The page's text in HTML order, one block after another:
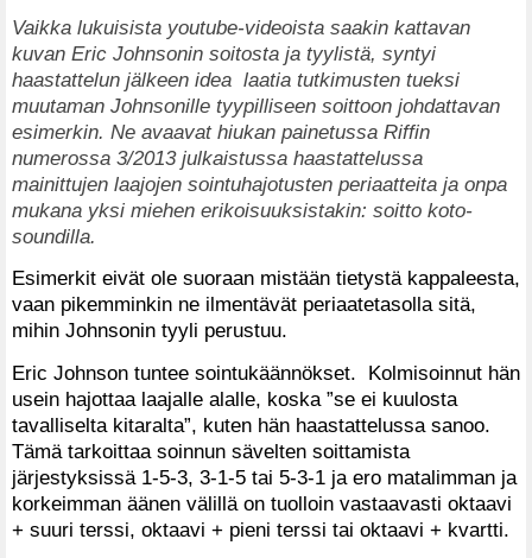
Vaikka lukuisista youtube-videoista saakin kattavan
kuvan Eric Johnsonin soitosta ja tyylistä, syntyi
haastattelun jälkeen idea laatia tutkimusten tueksi
muutaman Johnsonille tyypilliseen soittoon johdattavan
esimerkin. Ne avaavat hiukan painetussa Riffin
numerossa 3/2013 julkaistussa haastattelussa
mainittujen laajojen sointuhajotusten periaatteita ja onpa
mukana yksi miehen erikoisuuksistakin: soitto koto-
soundilla.
Esimerkit eivät ole suoraan mistään tietystä kappaleesta,
vaan pikemminkin ne ilmentävät periaatetasolla sitä,
mihin Johnsonin tyyli perustuu.
Eric Johnson tuntee sointukäännökset. Kolmisoinnut hän
usein hajottaa laajalle alalle, koska ”se ei kuulosta
tavalliselta kitaralta”, kuten hän haastattelussa sanoo.
Tämä tarkoittaa soinnun sävelten soittamista
järjestyksissä 1-5-3, 3-1-5 tai 5-3-1 ja ero matalimman ja
korkeimman äänen välillä on tuolloin vastaavasti oktaavi
+ suuri terssi, oktaavi + pieni terssi tai oktaavi + kvartti.